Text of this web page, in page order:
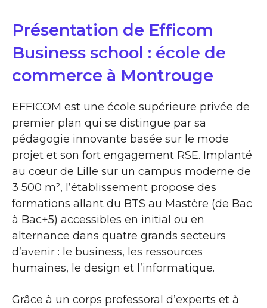
Présentation de Efficom
Business school : école de
commerce à Montrouge
EFFICOM est une école supérieure privée de
premier plan qui se distingue par sa
pédagogie innovante basée sur le mode
projet et son fort engagement RSE. Implanté
au cœur de Lille sur un campus moderne de
3 500 m², l’établissement propose des
formations allant du BTS au Mastère (de Bac
à Bac+5) accessibles en initial ou en
alternance dans quatre grands secteurs
d’avenir : le business, les ressources
humaines, le design et l’informatique.
Grâce à un corps professoral d’experts et à